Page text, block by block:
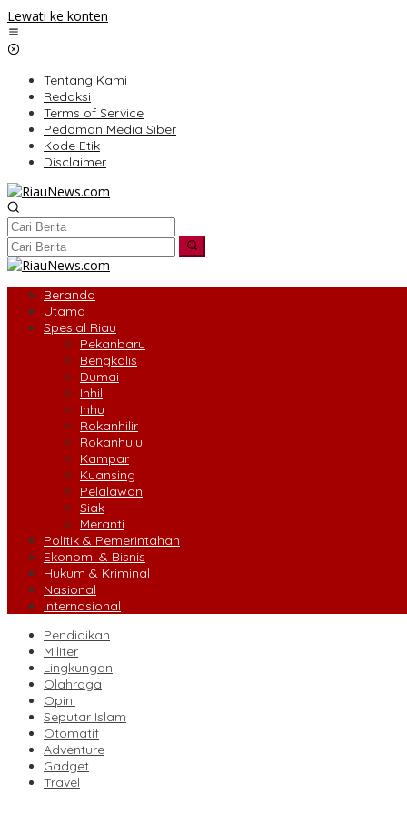
Lewati ke konten
Tentang Kami
Redaksi
Terms of Service
Pedoman Media Siber
Kode Etik
Disclaimer
Beranda
Utama
Spesial Riau
Pekanbaru
Bengkalis
Dumai
Inhil
Inhu
Rokanhilir
Rokanhulu
Kampar
Kuansing
Pelalawan
Siak
Meranti
Politik & Pemerintahan
Ekonomi & Bisnis
Hukum & Kriminal
Nasional
Internasional
Pendidikan
Militer
Lingkungan
Olahraga
Opini
Seputar Islam
Otomatif
Adventure
Gadget
Travel